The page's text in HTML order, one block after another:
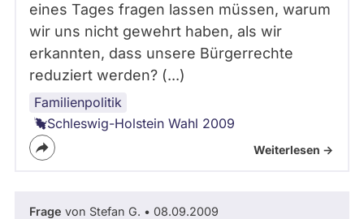
eines Tages fragen lassen müssen, warum
wir uns nicht gewehrt haben, als wir
erkannten, dass unsere Bürgerrechte
reduziert werden? (...)
Familienpolitik
Schleswig-Holstein Wahl 2009
Weiterlesen ->
Frage von Stefan G. • 08.09.2009